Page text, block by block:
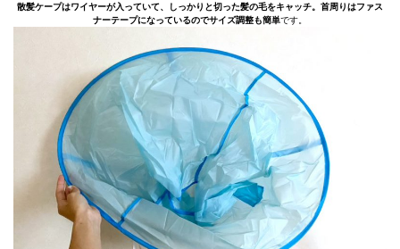
散髪ケープはワイヤーが入っていて、しっかりと切った髪の毛をキャッチ。首周りはファス
ナーテープになっているのでサイズ調整も簡単です。